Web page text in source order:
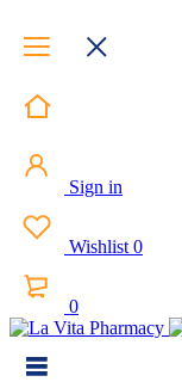
Sign in
Wishlist 0
0